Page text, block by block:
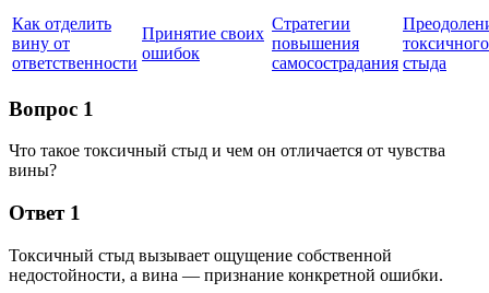
Как отделить
вину от
ответственности
Принятие своих
ошибок
Стратегии
повышения
самосострадания
токсичного
стыда
Вопрос 1
Что такое токсичный стыд и чем он отличается от чувства
вины?
Ответ 1
Токсичный стыд вызывает ощущение собственной
недостойности, а вина — признание конкретной ошибки.